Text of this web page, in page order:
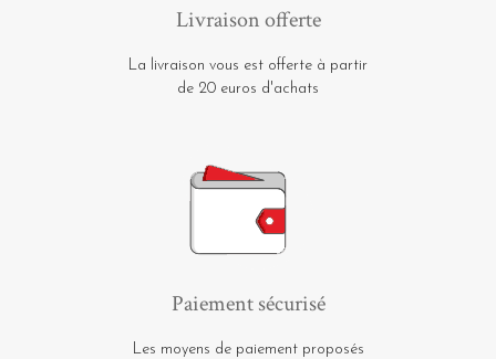
Livraison offerte
La livraison vous est offerte à partir
de 20 euros d'achats
Paiement sécurisé
Les moyens de paiement proposés